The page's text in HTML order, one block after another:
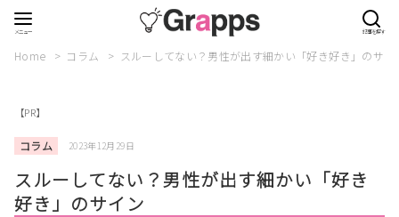
Home コラム スルーしてない？男性が出す細かい「好き好き」のサイ
【PR】
コラム 2023年12月29日
スルーしてない？男性が出す細かい「好き
好き」のサイン